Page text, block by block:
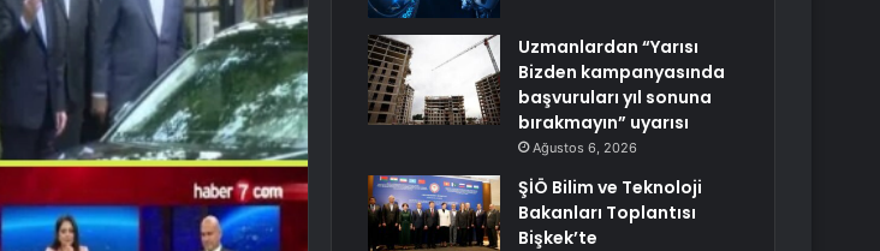
Uzmanlardan “Yarısı
Bizden kampanyasında
başvuruları yıl sonuna
bırakmayın” uyarısı
Ağustos 6, 2026
ŞİÖ Bilim ve Teknoloji
Bakanları Toplantısı
Bişkek’te